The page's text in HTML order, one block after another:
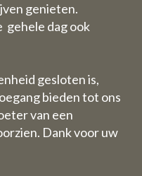
genieten.
gehele dag ook
gesloten is,
bieden tot ons
van een
Dank voor uw